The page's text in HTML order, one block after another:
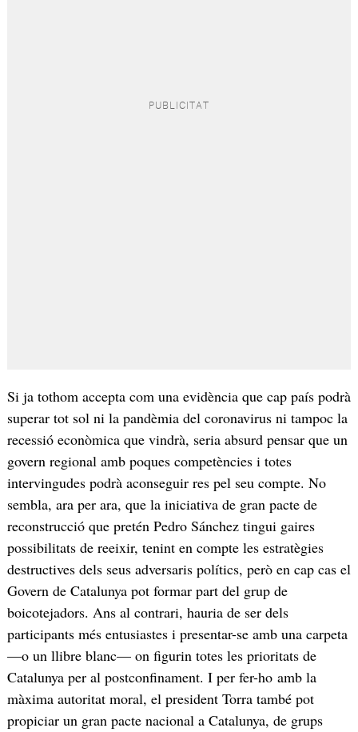
Si ja tothom accepta com una evidència que cap país podrà
superar tot sol ni la pandèmia del coronavirus ni tampoc la
recessió econòmica que vindrà, seria absurd pensar que un
govern regional amb poques competències i totes
intervingudes podrà aconseguir res pel seu compte. No
sembla, ara per ara, que la iniciativa de gran pacte de
reconstrucció que pretén Pedro Sánchez tingui gaires
possibilitats de reeixir, tenint en compte les estratègies
destructives dels seus adversaris polítics, però en cap cas el
Govern de Catalunya pot formar part del grup de
boicotejadors. Ans al contrari, hauria de ser dels
participants més entusiastes i presentar-se amb una carpeta
—o un llibre blanc— on figurin totes les prioritats de
Catalunya per al postconfinament. I per fer-ho amb la
màxima autoritat moral, el president Torra també pot
propiciar un gran pacte nacional a Catalunya, de grups